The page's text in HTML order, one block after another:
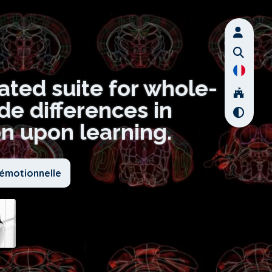
suite for whole-
differences in
upon learning.